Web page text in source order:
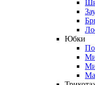
Юбки